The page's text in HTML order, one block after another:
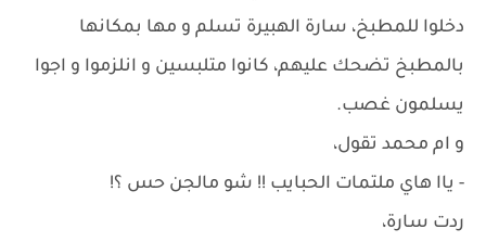
دخلوا للمطبخ، سارة الهبيرة تسلم و مها بمكانها
بالمطبخ تضحك عليهم، كانوا متلبسين و انلزموا و اجوا
يسلمون غصب.
و ام محمد تقول،
- ياا هاي ملتمات الحبايب !! شو مالجن حس ؟!
ردت سارة،